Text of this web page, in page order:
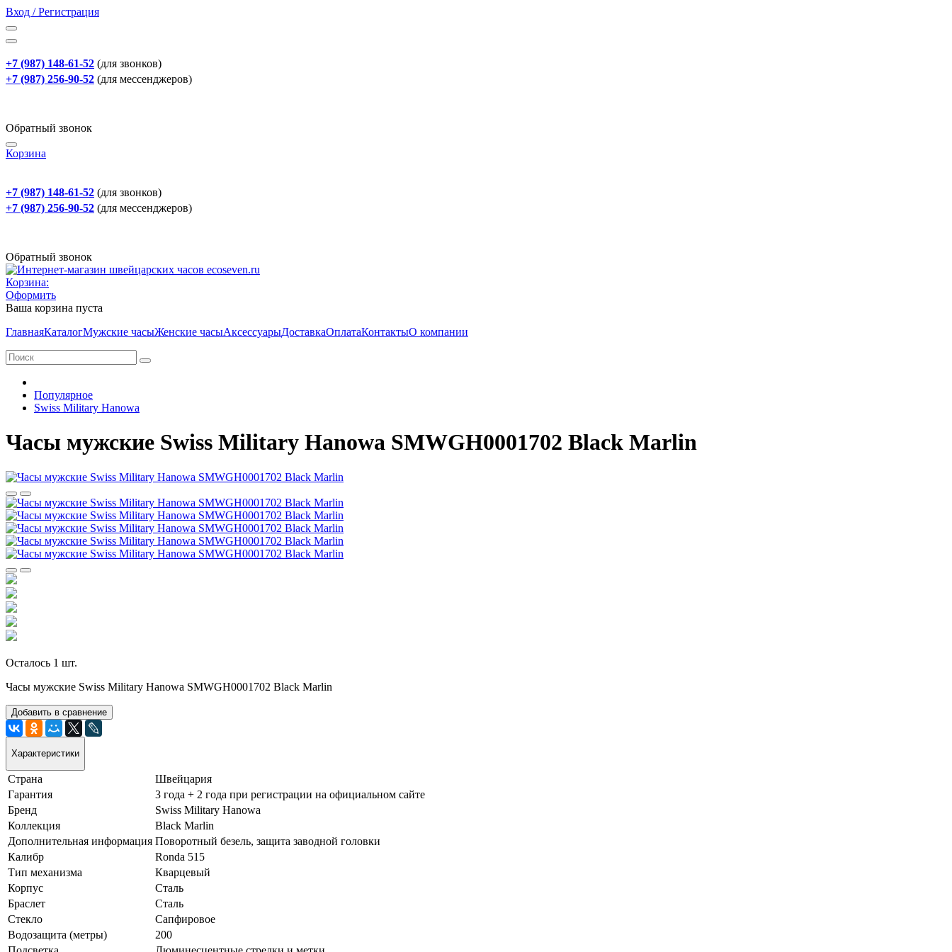
Вход / Регистрация
+7 (987) 148-61-52 (для звонков)
+7 (987) 256-90-52 (для мессенджеров)
Обратный звонок
Корзина
+7 (987) 148-61-52 (для звонков)
+7 (987) 256-90-52 (для мессенджеров)
Обратный звонок
Корзина:
Оформить
Ваша корзина пуста
ГлавнаяКаталогМужские часыЖенские часыАксессуарыДоставкаОплатаКонтактыО компании
Популярное
Swiss Military Hanowa
Часы мужские Swiss Military Hanowa SMWGH0001702 Black Marlin
Осталось 1 шт.
Часы мужские Swiss Military Hanowa SMWGH0001702 Black Marlin
Добавить в сравнение
Характеристики
Страна
Швейцария
Гарантия
3 года + 2 года при регистрации на официальном сайте
Бренд
Swiss Military Hanowa
Коллекция
Black Marlin
Дополнительная информация Поворотный безель, защита заводной головки
Калибр
Ronda 515
Тип механизма
Кварцевый
Корпус
Сталь
Браслет
Сталь
Стекло
Сапфировое
Водозащита (метры)
200